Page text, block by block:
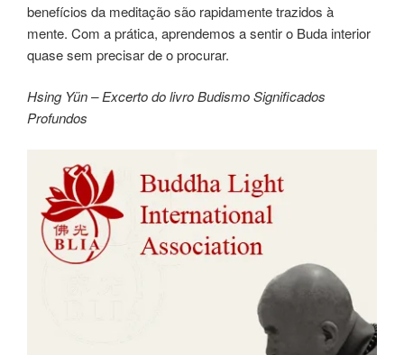
benefícios da meditação são rapidamente trazidos à
mente. Com a prática, aprendemos a sentir o Buda interior
quase sem precisar de o procurar.
Hsing Yün –Excerto do livroBudismo Significados
Profundos